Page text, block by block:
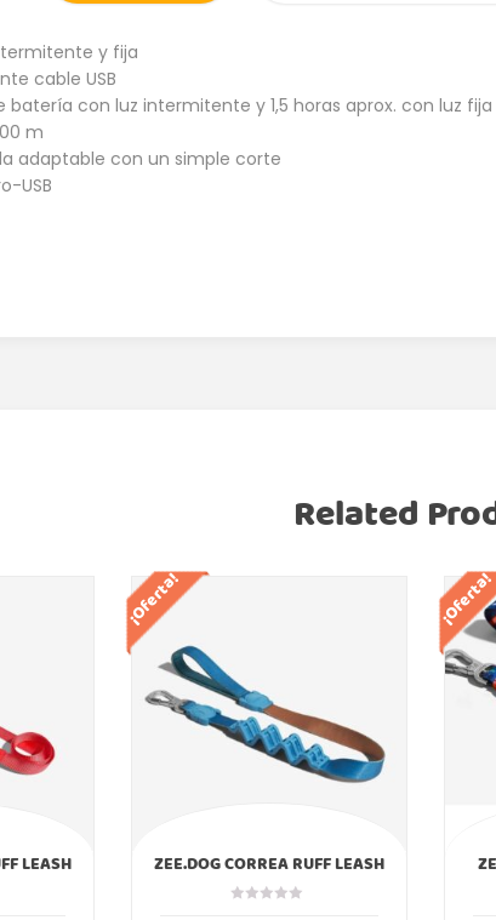
y fija
cable USB
batería con luz intermitente y 1,5 horas aprox. con luz fija
m
adaptable con un simple corte
USB
Related
LEASH
¡Oferta!
ZEE.DOG CORREA RUFF LEASH
DELTA ZEEDOG